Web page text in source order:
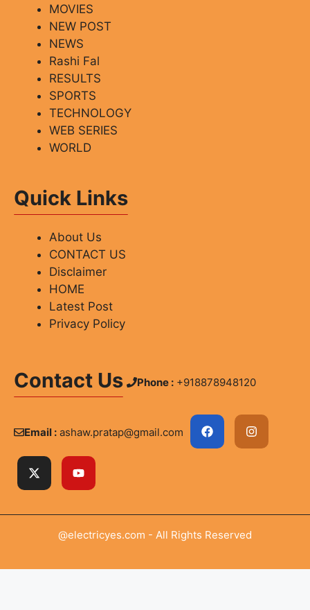
MOVIES
NEW POST
NEWS
Rashi Fal
RESULTS
SPORTS
TECHNOLOGY
WEB SERIES
WORLD
Quick Links
About Us
CONTACT US
Disclaimer
HOME
Latest Post
Privacy Policy
Contact Us Phone : +918878948120
Email : ashaw.pratap@gmail.com
@electricyes.com - All Rights Reserved